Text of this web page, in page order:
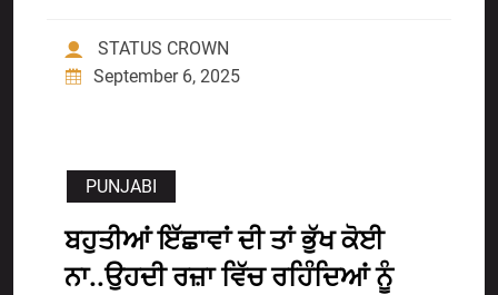
STATUS CROWN
September 6, 2025
PUNJABI
ਬਹੁਤੀਆਂ ਇੱਛਾਵਾਂ ਦੀ ਤਾਂ ਭੁੱਖ ਕੋਈ
ਨਾ..ਉਹਦੀ ਰਜ਼ਾ ਵਿੱਚ ਰਹਿੰਦਿਆਂ ਨੂੰ